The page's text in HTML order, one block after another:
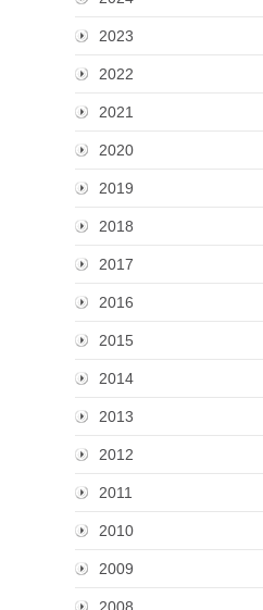
2023
2022
2021
2020
2019
2018
2017
2016
2015
2014
2013
2012
2011
2010
2009